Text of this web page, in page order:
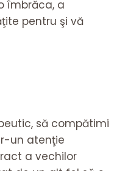
îmbrăca, a
pentru şi vă
să compătimi
un atenţie
a vechilor